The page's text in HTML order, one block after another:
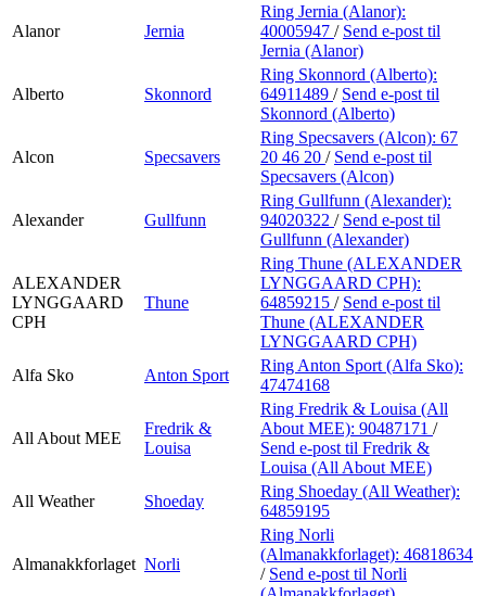
Alanor Jernia
Ring Jernia (Alanor):
40005947 / Send e-post til
Jernia (Alanor)
Alberto Skonnord
Ring Skonnord (Alberto):
64911489 / Send e-post til
Skonnord (Alberto)
Alcon Specsavers
Ring Specsavers (Alcon): 67
20 46 20 / Send e-post til
Specsavers (Alcon)
Alexander Gullfunn
Ring Gullfunn (Alexander):
94020322 / Send e-post til
Gullfunn (Alexander)
ALEXANDER
LYNGGAARD
CPH
Thune
Ring Thune (ALEXANDER
LYNGGAARD CPH):
64859215 / Send e-post til
Thune (ALEXANDER
LYNGGAARD CPH)
Alfa Sko
Anton Sport
Ring Anton Sport (Alfa Sko):
47474168
All About MEE
Fredrik &
Louisa
Ring Fredrik & Louisa (All
About MEE): 90487171 /
Send e-post til Fredrik &
Louisa (All About MEE)
All Weather
Shoeday
Ring Shoeday (All Weather):
64859195
Almanakkforlaget Norli
Ring Norli
(Almanakkforlaget): 46818634
/ Send e-post til Norli